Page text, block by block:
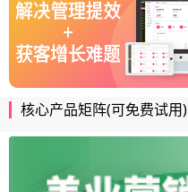
核心产品矩阵(可免费试用)